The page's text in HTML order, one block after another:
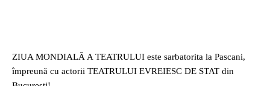
ZIUA MONDIALĂ A TEATRULUI este sarbatorita la Pascani,
împreună cu actorii TEATRULUI EVREIESC DE STAT din